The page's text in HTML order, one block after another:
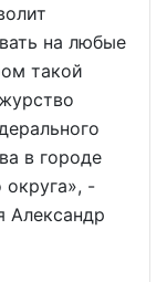
на любые
такой
в городе
округа», -
Александр